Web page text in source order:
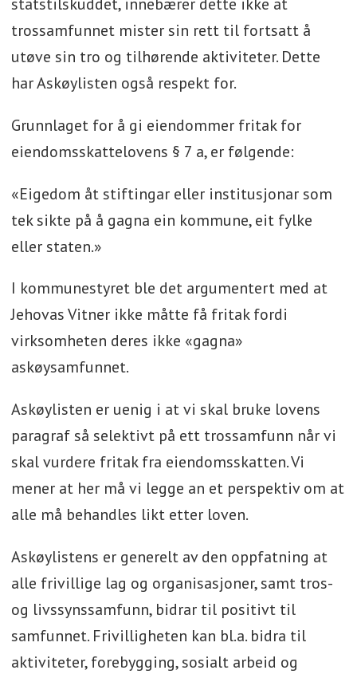
trossamfunnet mister sin rett til fortsatt å
utøve sin tro og tilhørende aktiviteter. Dette
har Askøylisten også respekt for.
Grunnlaget for å gi eiendommer fritak for
eiendomsskattelovens § 7 a, er følgende:
«Eigedom åt stiftingar eller institusjonar som
tek sikte på å gagna ein kommune, eit fylke
eller staten.»
I kommunestyret ble det argumentert med at
Jehovas Vitner ikke måtte få fritak fordi
virksomheten deres ikke «gagna»
askøysamfunnet.
Askøylisten er uenig i at vi skal bruke lovens
paragraf så selektivt på ett trossamfunn når vi
skal vurdere fritak fra eiendomsskatten. Vi
mener at her må vi legge an et perspektiv om at
alle må behandles likt etter loven.
Askøylistens er generelt av den oppfatning at
alle frivillige lag og organisasjoner, samt tros-
og livssynssamfunn, bidrar til positivt til
samfunnet. Frivilligheten kan bl.a. bidra til
aktiviteter, forebygging, sosialt arbeid og